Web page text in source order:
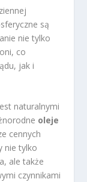
są
nie tylko
co
jak i
naturalnymi
oleje
cennych
nie tylko
ale także
czynnikami